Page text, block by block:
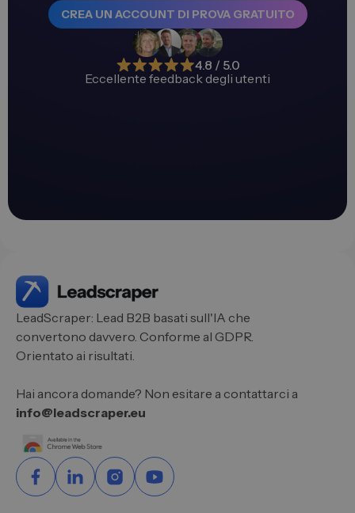
CREA UN ACCOUNT DI PROVA GRATUITO
4.8 / 5.0
Eccellente feedback degli utenti
LeadScraper: Lead B2B basati sull'IA che
convertono davvero. Conforme al GDPR.
Orientato ai risultati.
Hai ancora domande? Non esitare a contattarci a
info@leadscraper.eu